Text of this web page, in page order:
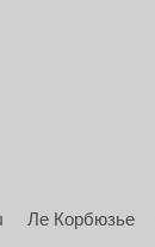
Ле Корбюзье